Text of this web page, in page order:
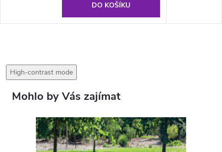
DO KOŠÍKU
High-contrast mode